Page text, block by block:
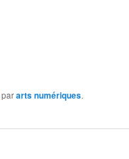
pararts numériques.